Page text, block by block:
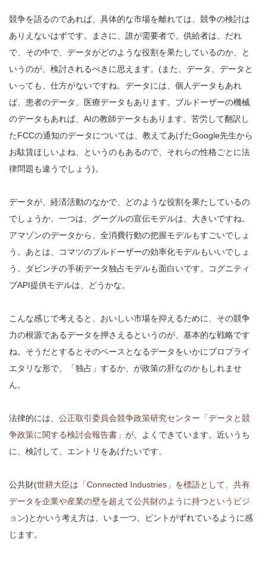
競争を語るのであれば、具体的な市場を離れては、競争の検討は
ありえないはずです。まさに、誰が需要者で、供給者は、だれ
で、その中で、データがどのような役割を果たしているのか、と
いうのが、検討されるべきに思えます。(また、データ、データと
いっても、仕方がないですね。データには、個人データもあれ
ば、患者のデータ、医療データもあります。ブルドーザーの機械
のデータもあれば、AIの教師データもあります。苦労して翻訳し
たFCCの通知のデータについては、教えてあげたGoogle先生から
お駄賃ほしいよね、というのもあるので、それらの性格ごとに法
律問題も違うでしょう)。
データが、経済活動のなかで、どのような役割を果たしているの
でしょうか。一つは、グーグルの宣伝モデルは、大きいですね。
アマゾンのデータから、全消費行動の把握モデルもすごいでしょ
う。あとは、コマツのブルドーザーの効率化モデルもいいでしょ
う。ダビンチの手術データ独占モデルも面白いです。コグニティ
ブAPI提供モデルは、どうかな。
こんな感じで考えると、おいしい市場を抑えるために、その競争
力の根源であるデータを押さえるというのが、基本的な戦略です
ね。そうだとするとそのベースとなるデータをいかにプロプライ
エタリな形で、「独占」するか、が政策の肝なのかもしれませ
ん。
法律的には、 公正取引委員会競争政策研究センター「データと競
争政策に関する検討会報告書」 が、よくできています。近いうち
に、検討して、エントリをあげたいです。
公共財(世耕大臣は「Connected Industries」を標語として、共有
データを企業や産業の壁を超えて公共財のように持つというビジ
ョン)とかいう考え方は、いま一つ、ピントがずれているように感
じます。